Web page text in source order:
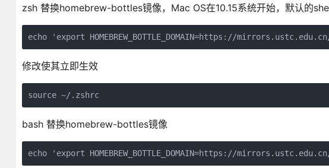
zsh 替换homebrew-bottles镜像，Mac OS在10.15系统开始，默认的
echo 'export HOMEBREW_BOTTLE_DOMAIN=https://
修改使其立即生效
source ~/.zshrc
bash 替换homebrew-bottles镜像
echo 'export HOMEBREW_BOTTLE_DOMAIN=https://